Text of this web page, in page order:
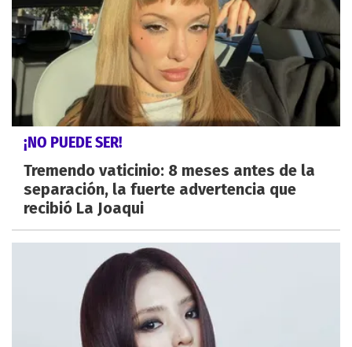
¡NO PUEDE SER!
Tremendo vaticinio: 8 meses antes de la
separación, la fuerte advertencia que
recibió La Joaqui